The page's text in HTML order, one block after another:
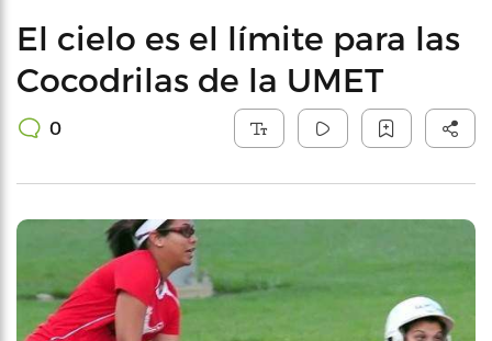
El cielo es el límite para las
Cocodrilas de la UMET
0